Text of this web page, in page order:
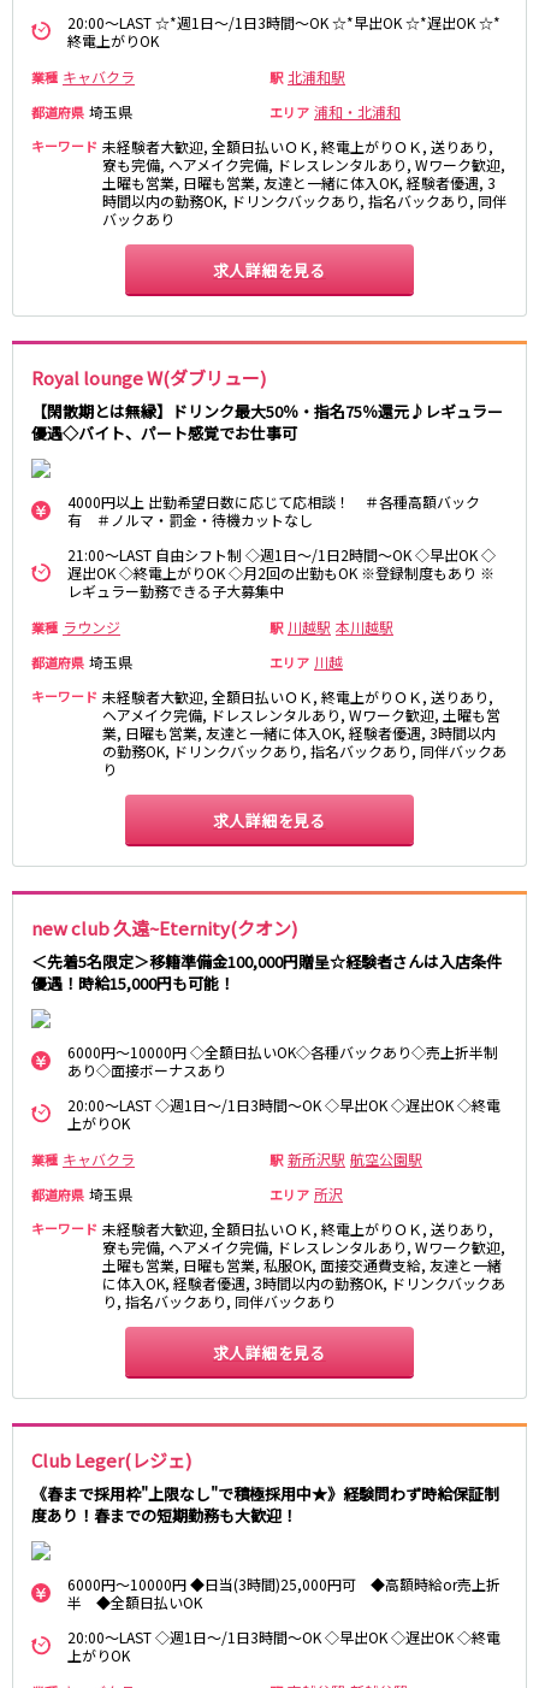
20:00～LAST ☆*週1日～/1日3時間～OK ☆*早出OK ☆*遅出OK ☆*
終電上がりOK
業種 キャバクラ 駅 北浦和駅
都道府県 埼玉県 エリア 浦和・北浦和
キーワード 未経験者大歓迎, 全額日払いＯＫ, 終電上がりＯＫ, 送りあり,
寮も完備, ヘアメイク完備, ドレスレンタルあり, Wワーク歓迎,
土曜も営業, 日曜も営業, 友達と一緒に体入OK, 経験者優遇, 3
時間以内の勤務OK, ドリンクバックあり, 指名バックあり, 同伴
バックあり
求人詳細を見る
Royal lounge W(ダブリュー)
【閑散期とは無縁】ドリンク最大50％・指名75％還元♪レギュラー
優遇◇バイト、パート感覚でお仕事可
4000円以上 出勤希望日数に応じて応相談！ ＃各種高額バック
有 ＃ノルマ・罰金・待機カットなし
21:00～LAST 自由シフト制 ◇週1日～/1日2時間～OK ◇早出OK ◇
遅出OK ◇終電上がりOK ◇月2回の出勤もOK ※登録制度もあり ※
レギュラー勤務できる子大募集中
業種 ラウンジ 駅 川越駅 本川越駅
都道府県 埼玉県 エリア 川越
キーワード 未経験者大歓迎, 全額日払いＯＫ, 終電上がりＯＫ, 送りあり,
ヘアメイク完備, ドレスレンタルあり, Wワーク歓迎, 土曜も営
業, 日曜も営業, 友達と一緒に体入OK, 経験者優遇, 3時間以内
の勤務OK, ドリンクバックあり, 指名バックあり, 同伴バックあ
り
求人詳細を見る
new club 久遠~Eternity(クオン)
＜先着5名限定＞移籍準備金100,000円贈呈☆経験者さんは入店条件
優遇！時給15,000円も可能！
6000円～10000円 ◇全額日払いOK◇各種バックあり◇売上折半制
あり◇面接ボーナスあり
20:00～LAST ◇週1日～/1日3時間～OK ◇早出OK ◇遅出OK ◇終電
上がりOK
業種 キャバクラ 駅 新所沢駅 航空公園駅
都道府県 埼玉県 エリア 所沢
キーワード 未経験者大歓迎, 全額日払いＯＫ, 終電上がりＯＫ, 送りあり,
寮も完備, ヘアメイク完備, ドレスレンタルあり, Wワーク歓迎,
土曜も営業, 日曜も営業, 私服OK, 面接交通費支給, 友達と一緒
に体入OK, 経験者優遇, 3時間以内の勤務OK, ドリンクバックあ
り, 指名バックあり, 同伴バックあり
求人詳細を見る
Club Leger(レジェ)
《春まで採用枠"上限なし"で積極採用中★》経験問わず時給保証制
度あり！春までの短期勤務も大歓迎！
6000円～10000円 ◆日当(3時間)25,000円可 ◆高額時給or売上折
半 ◆全額日払いOK
20:00～LAST ◇週1日～/1日3時間～OK ◇早出OK ◇遅出OK ◇終電
上がりOK
JR埼京線
新宿駅
赤羽駅
恵比寿駅
渋谷駅
川越駅
十条駅
北赤羽駅
板橋駅
西武多摩湖線
八坂駅
小田急小田原線
新宿駅
町田駅
本厚木駅
厚木駅
相模大野駅
下北沢駅
登戸駅
成城学園前駅
小田原駅
豪徳寺駅
海老名駅
JR東海道本線
新橋駅
川崎駅
横浜駅
藤沢駅
平塚駅
大船駅
茅ヶ崎駅
小田原駅
横浜駅
武蔵小杉駅
中目黒駅
綱島駅
元住吉駅
日吉駅
菊名駅
東急目黒線
武蔵小杉駅
新丸子駅
目黒駅
武蔵小山駅
日吉駅
JR常磐線(上野～取手)
北千住駅
松戸駅
綾瀬駅
南柏駅
取手駅
金町駅
北松戸駅
東京メトロ千代田線